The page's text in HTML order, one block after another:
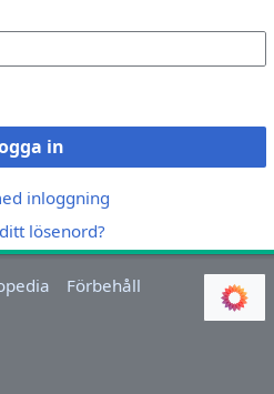
in
inloggning
lösenord?
Förbehåll